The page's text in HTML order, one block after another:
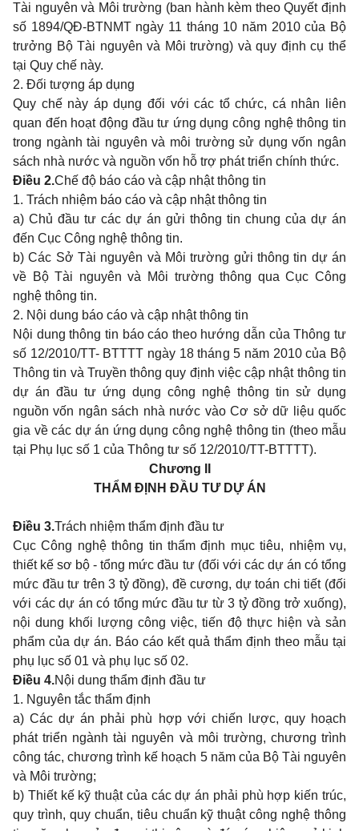
Tài nguyên và Môi trường (ban hành kèm theo Quyết định
số 1894/QĐ-BTNMT ngày 11 tháng 10 năm 2010 của Bộ
trưởng Bộ Tài nguyên và Môi trường) và quy định cụ thể
tại Quy chế này.
2. Đối tượng áp dụng
Quy chế này áp dụng đối với các tổ chức, cá nhân liên
quan đến hoạt động đầu tư ứng dụng công nghệ thông tin
trong ngành tài nguyên và môi trường sử dụng vốn ngân
sách nhà nước và nguồn vốn hỗ trợ phát triển chính thức.
Điều 2.Chế độ báo cáo và cập nhật thông tin
1. Trách nhiệm báo cáo và cập nhật thông tin
a) Chủ đầu tư các dự án gửi thông tin chung của dự án
đến Cục Công nghệ thông tin.
b) Các Sở Tài nguyên và Môi trường gửi thông tin dự án
về Bộ Tài nguyên và Môi trường thông qua Cục Công
nghệ thông tin.
2. Nội dung báo cáo và cập nhật thông tin
Nội dung thông tin báo cáo theo hướng dẫn của Thông tư
số 12/2010/TT- BTTTT ngày 18 tháng 5 năm 2010 của Bộ
Thông tin và Truyền thông quy định việc cập nhật thông tin
dự án đầu tư ứng dụng công nghệ thông tin sử dụng
nguồn vốn ngân sách nhà nước vào Cơ sở dữ liệu quốc
gia về các dự án ứng dụng công nghệ thông tin (theo mẫu
tại Phụ lục số 1 của Thông tư số 12/2010/TT-BTTTT).
Chương II
THẨM ĐỊNH ĐẦU TƯ DỰ ÁN
Điều 3.Trách nhiệm thẩm định đầu tư
Cục Công nghệ thông tin thẩm định mục tiêu, nhiệm vụ,
thiết kế sơ bộ - tổng mức đầu tư (đối với các dự án có tổng
mức đầu tư trên 3 tỷ đồng), đề cương, dự toán chi tiết (đối
với các dự án có tổng mức đầu tư từ 3 tỷ đồng trở xuống),
nội dung khối lượng công việc, tiến độ thực hiện và sản
phẩm của dự án. Báo cáo kết quả thẩm định theo mẫu tại
phụ lục số 01 và phụ lục số 02.
Điều 4.Nội dung thẩm định đầu tư
1. Nguyên tắc thẩm định
a) Các dự án phải phù hợp với chiến lược, quy hoạch
phát triển ngành tài nguyên và môi trường, chương trình
công tác, chương trình kế hoạch 5 năm của Bộ Tài nguyên
và Môi trường;
b) Thiết kế kỹ thuật của các dự án phải phù hợp kiến trúc,
quy trình, quy chuẩn, tiêu chuẩn kỹ thuật công nghệ thông